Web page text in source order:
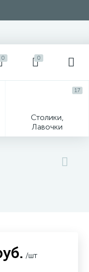
0 0
Столики,
Лавочки
17
/шт